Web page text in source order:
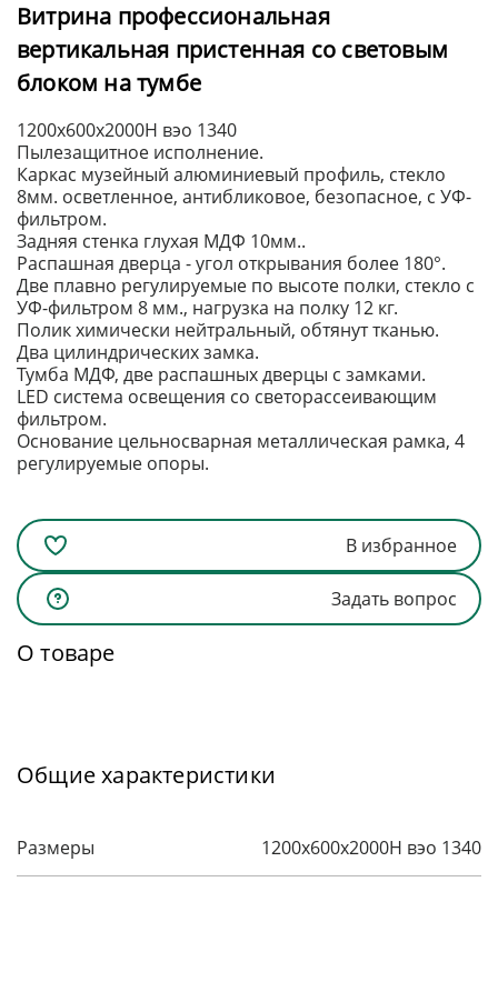
Витрина профессиональная
вертикальная пристенная со световым
блоком на тумбе
Пылезащитное исполнение.
Каркас музейный алюминиевый профиль, стекло
8мм. осветленное, антибликовое, безопасное, с УФ-
фильтром.
Задняя стенка глухая МДФ 10мм..
Распашная дверца - угол открывания более 180°.
Две плавно регулируемые по высоте полки, стекло с
УФ-фильтром 8 мм., нагрузка на полку 12 кг.
Полик химически нейтральный, обтянут тканью.
Два цилиндрических замка.
Тумба МДФ, две распашных дверцы с замками.
LED система освещения со светорассеивающим
фильтром.
Основание цельносварная металлическая рамка, 4
регулируемые опоры.
1200х600х2000H вэо 1340
В избранное
Задать вопрос
О товаре
Общие характеристики
Размеры 1200х600х2000H вэо 1340